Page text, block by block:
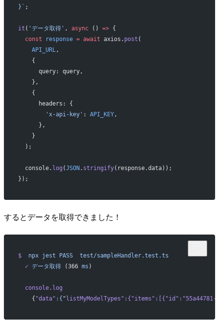
}` ;
it ( 'データ取得' , async () => {
  const
response = await axios. post (
    API_URL
,
    {
      query: query,
    },
    {
      headers: {
        'x-api-key'
: API_KEY,
      },
    }
  );
  console.
log (JSON. stringify(response.data));
});
するとデータを取得できました！
$
  npx
jest PASS
  test/sampleHandler.test.ts
  ✓
データ取得 (366 ms )
  console.log
    {
"data" : { " listMyModelTypes ":{"items ":[{"id ":"